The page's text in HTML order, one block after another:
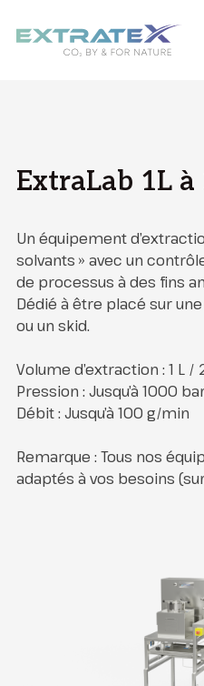
ExtraLab 1L à
Un équipement
solvants » avec un
de processus à des fins
Dédié à être placé sur
ou un skid.
Volume d’extraction : 1 L /
Pression : Jusqu’à 1000
Débit : Jusqu’à 100 g/min
Remarque : Tous nos
adaptés à vos besoins